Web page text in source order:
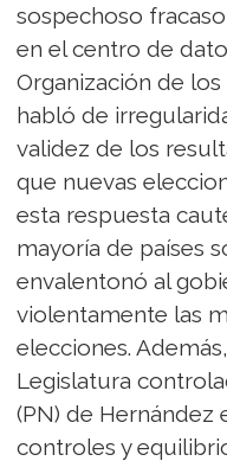
sospechoso
en el centro de
Organización de los
habló de
validez de los
que nuevas
esta respuesta
mayoría de países
envalentonó al
violentamente las
elecciones.
Legislatura
(PN) de Hernández
controles y